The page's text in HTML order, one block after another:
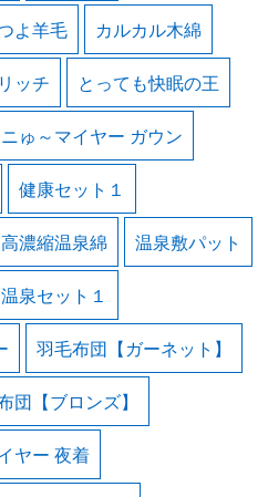
よ羊毛 カルカル木綿
ッチ とっても快眠の王
ニゅ～マイヤー ガウン
健康セット１
高濃縮温泉綿 温泉敷パット
温泉セット１
羽毛布団【ガーネット】
団【ブロンズ】
ヤー 夜着